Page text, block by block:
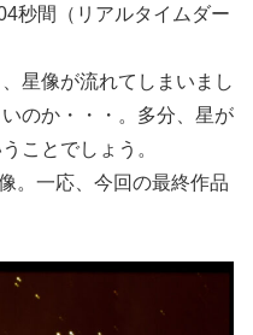
秒間（リアルタイムダー
星像が流れてしまいまし
のか・・・。多分、星が
ことでしょう。
。一応、今回の最終作品